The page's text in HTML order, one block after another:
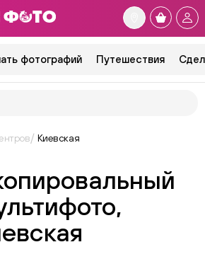
фотографий Путешествия
Киевская